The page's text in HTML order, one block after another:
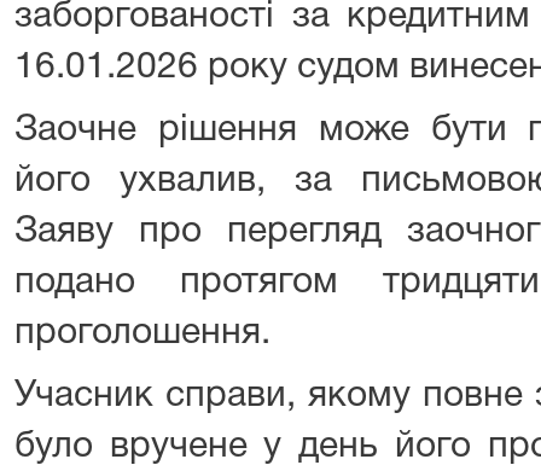
заборгованості за
16.01.2026 року судом
Заочне рішення може бути
його ухвалив, за
Заяву про перегляд
подано протягом
проголошення.
Учасник справи, якому повне
було вручене у день його